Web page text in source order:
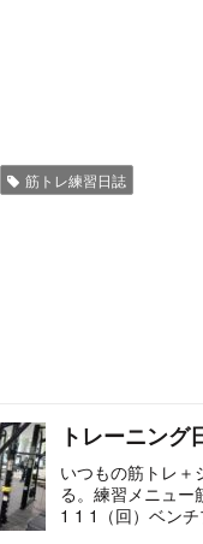
筋トレ練習日誌
トレーニン
いつもの筋トレ＋
る。練習メニュ
1 1 1（回）ベン